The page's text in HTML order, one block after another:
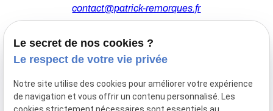
contact@patrick-remorques.fr
44 Avenue de la Division Leclerc
91160 BALLAINVILLIERS
Du Mardi au Samedi
Le secret de nos cookies ?
Le respect de votre vie privée
Notre site utilise des cookies pour améliorer votre expérience
de navigation et vous offrir un contenu personnalisé. Les